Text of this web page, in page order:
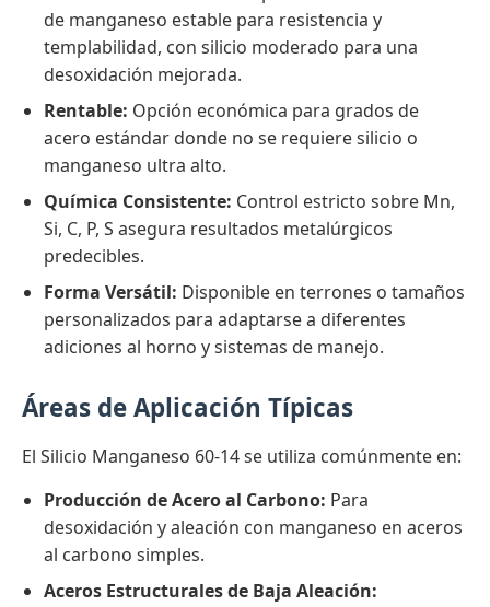
de manganeso estable para resistencia y
templabilidad, con silicio moderado para una
desoxidación mejorada.
Rentable: Opción económica para grados de
acero estándar donde no se requiere silicio o
manganeso ultra alto.
Química Consistente: Control estricto sobre Mn,
Si, C, P, S asegura resultados metalúrgicos
predecibles.
Forma Versátil: Disponible en terrones o tamaños
personalizados para adaptarse a diferentes
adiciones al horno y sistemas de manejo.
Áreas de Aplicación Típicas
El Silicio Manganeso 60-14 se utiliza comúnmente en:
Producción de Acero al Carbono: Para
desoxidación y aleación con manganeso en aceros
al carbono simples.
Aceros Estructurales de Baja Aleación: